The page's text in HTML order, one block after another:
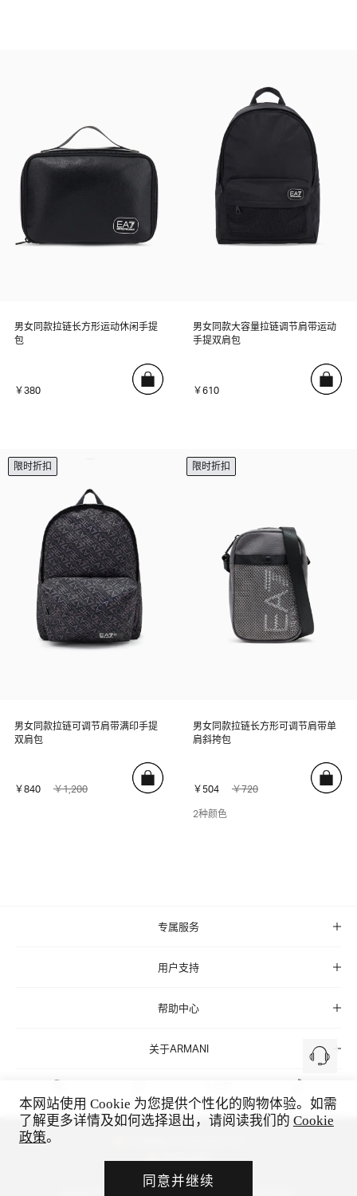
男女同款拉链长方形运动休闲手提
包
￥380
男女同款大容量拉链调节肩带运动
手提双肩包
￥610
限时折扣
男女同款拉链可调节肩带满印手提
双肩包
￥840 ￥1,200
限时折扣
男女同款拉链长方形可调节肩带单
肩斜挎包
￥504
￥720
2种颜色
专属服务
用户支持
帮助中心
关于ARMANI
微信 微博 小红书 抖音
电子营业执照
沪ICP备19041300号-1
本网站使用 Cookie 为您提供个性化的购物体验。如需
了解更多详情及如何选择退出，请阅读我们的 Cookie
政策。
同意并继续